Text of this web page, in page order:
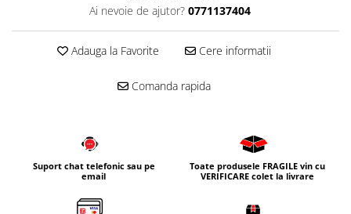
Ai nevoie de ajutor? 0771137404
Adauga la Favorite Cere informatii
Comanda rapida
Suport chat telefonic sau pe
email
Toate produsele FRAGILE vin cu
VERIFICARE colet la livrare